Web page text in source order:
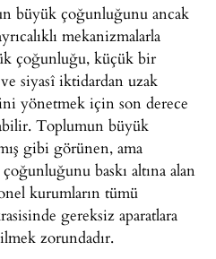
büyük çoğunluğunu ancak
mekanizmalarla
çoğunluğu, küçük bir
siyasî iktidardan uzak
yönetmek için son derece
Toplumun büyük
gibi görünen, ama
baskı altına alan
kurumların tümü
gereksiz aparatlara
zorundadır.